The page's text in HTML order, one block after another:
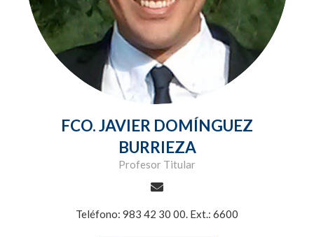
FCO. JAVIER DOMÍNGUEZ
BURRIEZA
Profesor Titular
Teléfono: 983 42 30 00. Ext.: 6600